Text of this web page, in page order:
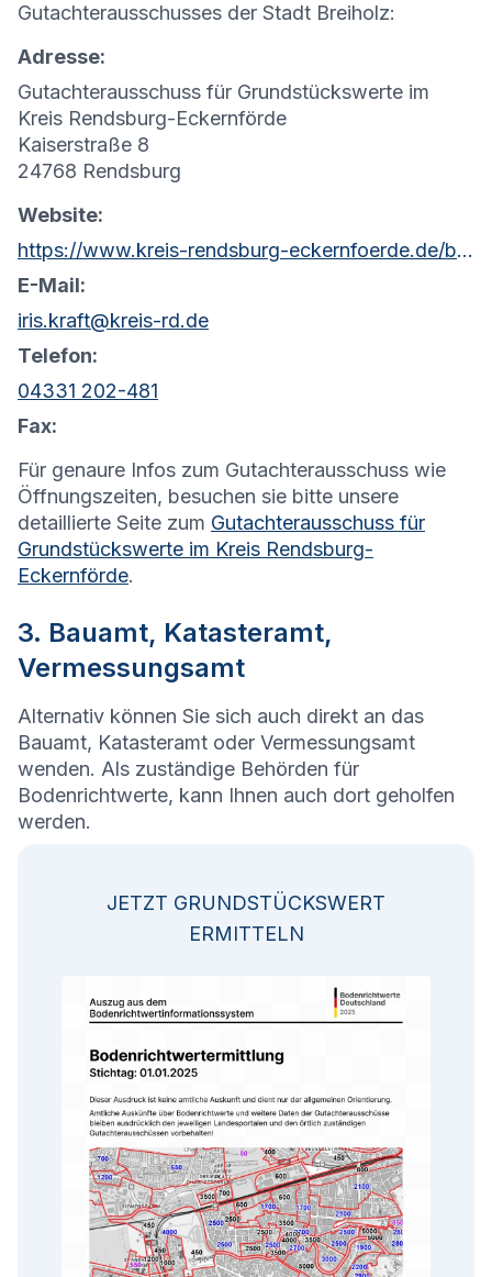
Gutachterausschusses der Stadt Breiholz:
Adresse:
Gutachterausschuss für Grundstückswerte im
Kreis Rendsburg-Eckernförde
Kaiserstraße 8
24768 Rendsburg
Website:
https://www.kreis-rendsburg-eckernfoerde.de/bauen/gutachterausschuss
E-Mail:
iris.kraft@kreis-rd.de
Telefon:
04331 202-481
Fax:
Für genaure Infos zum Gutachterausschuss wie
Öffnungszeiten, besuchen sie bitte unsere
detaillierte Seite zum Gutachterausschuss für
Grundstückswerte im Kreis Rendsburg-
Eckernförde.
3. Bauamt, Katasteramt,
Vermessungsamt
Alternativ können Sie sich auch direkt an das
Bauamt, Katasteramt oder Vermessungsamt
wenden. Als zuständige Behörden für
Bodenrichtwerte, kann Ihnen auch dort geholfen
werden.
JETZT GRUNDSTÜCKSWERT
ERMITTELN